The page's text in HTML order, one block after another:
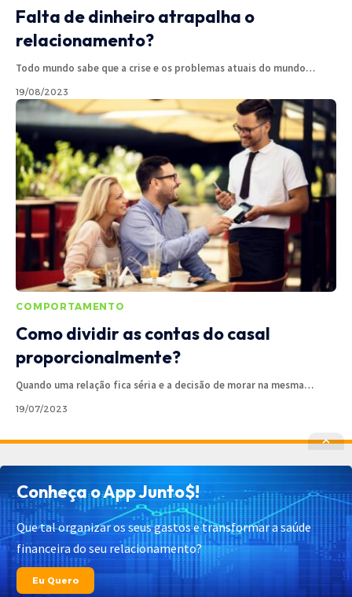
Falta de dinheiro atrapalha o
relacionamento?
Todo mundo sabe que a crise e os problemas atuais do mundo…
19/08/2023
COMPORTAMENTO
Como dividir as contas do casal
proporcionalmente?
Quando uma relação fica séria e a decisão de morar na mesma…
19/07/2023
Termos de Uso Contato Cadastrar Quem Somos
© 2025 Junto$ App – Todos os Direitos Reservados.
Conheça o App Junto$!
Que tal organizar os seus gastos e transformar a saúde
financeira do seu relacionamento?